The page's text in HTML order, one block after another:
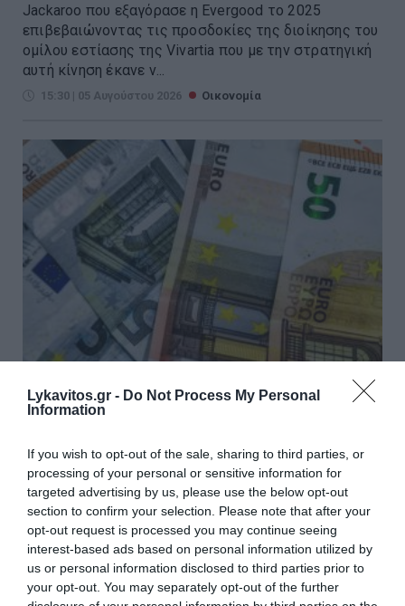
Lykavitos.gr - Do Not Process My Personal
Information
If you wish to opt-out of the sale, sharing to third parties, or
processing of your personal or sensitive information for
targeted advertising by us, please use the below opt-out
section to confirm your selection. Please note that after your
opt-out request is processed you may continue seeing
interest-based ads based on personal information utilized by
us or personal information disclosed to third parties prior to
your opt-out. You may separately opt-out of the further
Jackaroo που εξαγόρασε η Evergood το 2025
επιβεβαιώνοντας τις προσδοκίες της διοίκησης του
ομίλου εστίασης της Vivartia που με την στρατηγική
αυτή κίνηση έκανε ν...
15:30 | 05 Αυγούστου 2026 Οικονομία
Έως 1.000 ευρώ από τον ΟΠΕΚΑ
– Ποιοι είναι οι δικαιούχοι
Σήμερα, Παρασκευή 7 Αυγούστου, πραγματοποιείται η
δεύτερη καταβολή του χρηματικού βοηθήματος του
Λογαριασμού Αγροτικής Εστίας (ΛΑΕ) του ΟΠΕΚΑ
προς τους δικαιούχους του προγράμματος για το
2026. Το ύψος της ενίσ...
08:32 | 07 Αυγούστου 2026 Οικονομία